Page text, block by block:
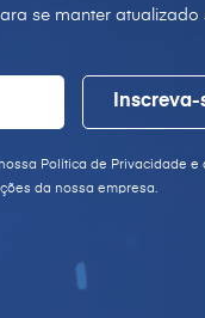
se manter atualizado
Política de Privacidade e
da nossa empresa.